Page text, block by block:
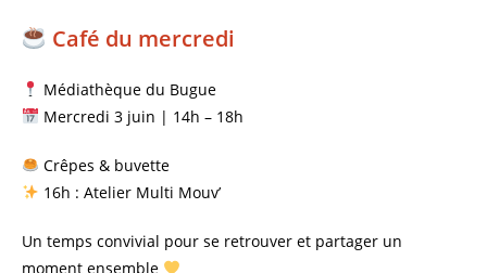
Café du mercredi
Médiathèque du Bugue
Mercredi 3 juin | 14h – 18h
Crêpes & buvette
16h : Atelier Multi Mouv’
Un temps convivial pour se retrouver et partager un
moment ensemble